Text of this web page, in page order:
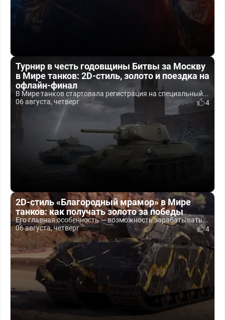
Турнир в честь годовщины Битвы за Москву
в Мире танков: 2D-стиль, золото и поездка на
офлайн-финал
В Мире танков стартовала регистрация на специальный...
06 августа, четверг
4
2D-стиль «Благородный мрамор» в Мире
танков: как получать золото за победы
Его главная особенность — возможность зарабатывать...
06 августа, четверг
4